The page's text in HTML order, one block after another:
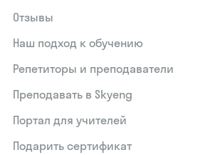
Отзывы
Наш подход к обучению
Репетиторы и преподаватели
Преподавать в Skyeng
Портал для учителей
Подарить сертификат